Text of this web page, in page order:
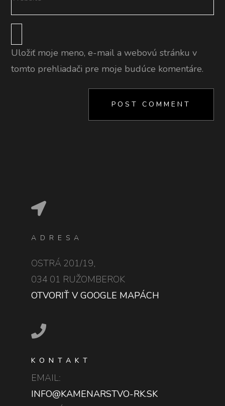
Uložiť moje meno, e-mail a webovú stránku v
tomto prehliadači pre moje budúce komentáre.
ADRESA
OSTRÁ 201/19,
034 01 RUŽOMBEROK
OTVORIŤ V GOOGLE MAPÁCH
KONTAKT
EMAIL:
INFO@KAMENARSTVO-RK.SK